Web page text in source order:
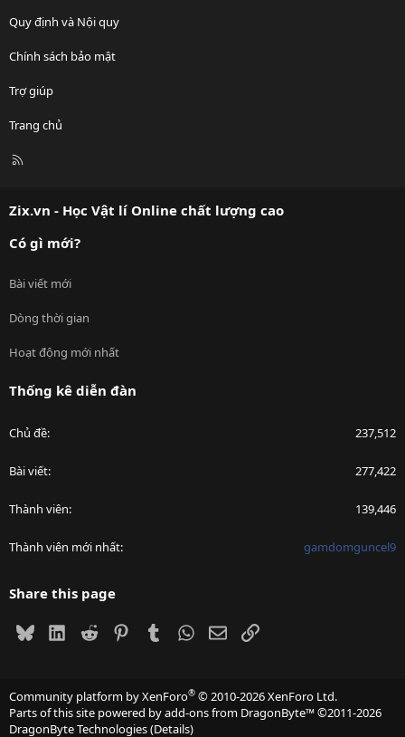
Quy định và Nội quy
Chính sách bảo mật
Trợ giúp
Trang chủ
R
Zix.vn - Học Vật lí Online chất lượng cao
Có gì mới?
Bài viết mới
Dòng thời gian
Hoạt động mới nhất
Thống kê diễn đàn
Chủ đề 237,512
Bài viết 277,422
Thành viên 139,446
Thành viên mới nhất gamdomguncel9
Share this page
BlueskyLinkedIn
Reddit PinterestTumblrWhatsApp
EmailLink
Community platform by XenForo® © 2010-2026 XenForo Ltd.
Parts of this site powered byadd-ons from DragonByte™©2011-2026
DragonByte Technologies(Details)